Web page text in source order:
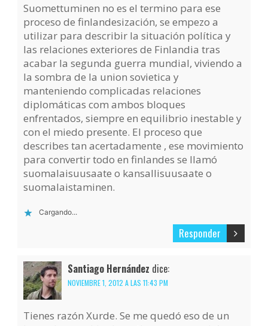
Suomettuminen no es el termino para ese
proceso de finlandesización, se empezo a
utilizar para describir la situación política y
las relaciones exteriores de Finlandia tras
acabar la segunda guerra mundial, viviendo a
la sombra de la union sovietica y
manteniendo complicadas relaciones
diplomáticas com ambos bloques
enfrentados, siempre en equilibrio inestable y
con el miedo presente. El proceso que
describes tan acertadamente , ese movimiento
para convertir todo en finlandes se llamó
suomalaisuusaate o kansallisuusaate o
suomalaistaminen.
Cargando...
Responder
Santiago Hernández dice:
NOVIEMBRE 1, 2012 A LAS 11:43 PM
Tienes razón Xurde. Se me quedó eso de un